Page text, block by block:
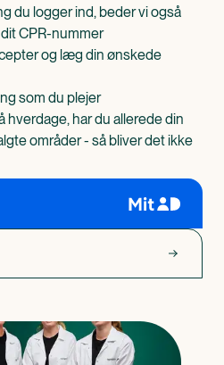
du logger ind, beder vi også
CPR-nummer
og læg din ønskede
som du plejer
hverdage, har du allerede din
områder - så bliver det ikke